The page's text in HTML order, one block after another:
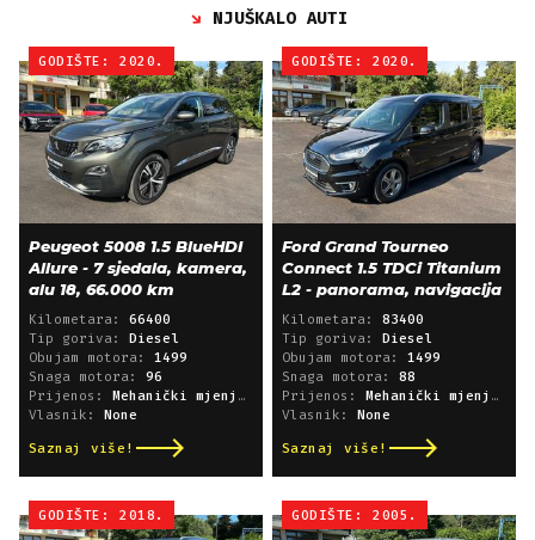
NJUŠKALO AUTI
GODIŠTE: 2020.
Peugeot 5008 1.5 BlueHDI
Allure - 7 sjedala, kamera,
alu 18, 66.000 km
Kilometara: 66400
Tip goriva:
Diesel
Obujam motora: 1499
Snaga motora: 96
Prijenos:
Mehanički mjenjač
Vlasnik:
None
Saznaj više!
GODIŠTE: 2020.
Ford Grand Tourneo
Connect 1.5 TDCi Titanium
L2 - panorama, navigacija
Kilometara: 83400
Tip goriva:
Diesel
Obujam motora: 1499
Snaga motora: 88
Prijenos:
Mehanički mjenjač
Vlasnik:
None
Saznaj više!
GODIŠTE: 2018. GODIŠTE: 2005.